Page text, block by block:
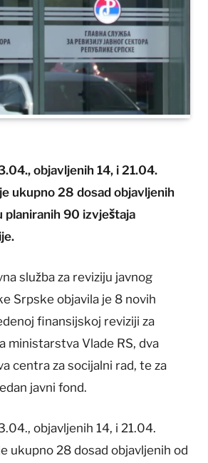
objavljenih 14, i 21.04.
ukupno 28 dosad objavljenih
planiranih 90 izvještaja
služba za reviziju javnog
Srpske objavila je 8 novih
finansijskoj reviziji za
ministarstva Vlade RS, dva
centra za socijalni rad, te za
javni fond.
objavljenih 14, i 21.04.
ukupno 28 dosad objavljenih od